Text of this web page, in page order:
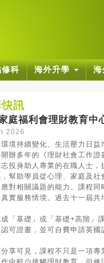
科 海外升學
庭福利會理財教育中
2026
境持續變化、生活壓力日
辦多年的《理財社會工作
志投身助人專業的在職人士
幫助學員從心理、家庭及
應對相關議題的能力。課程
真實服務情境。過去十一屆
成「基礎」或「基礎+高階
可證書，並可自費申請英
享可見，課程不只是一項